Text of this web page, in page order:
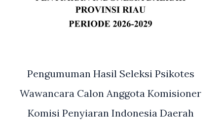
Pengumuman Hasil Seleksi Psikotes
Wawancara Calon Anggota Komisioner
Komisi Penyiaran Indonesia Daerah